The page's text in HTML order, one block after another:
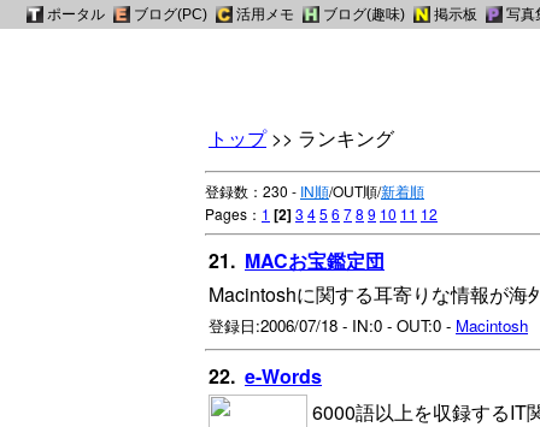
ポータル ブログ(PC) 活用メモ ブログ(趣味) 掲示板 写真
トップ>> ランキング
登録数：230 - IN順/OUT順/新着順
Pages： 1 [2]3 45 6 78 9 10 11 12
21. MACお宝鑑定団
Macintoshに関する耳寄りな情報が
登録日:2006/07/18 - IN:0 - OUT:0 - Macintosh
22. e-Words
6000語以上を収録するIT
ポータル ブログ(PC) 活用メモ ブログ(趣味) 掲示板 写真